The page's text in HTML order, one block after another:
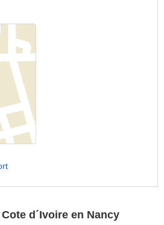
d´Ivoire en Nancy